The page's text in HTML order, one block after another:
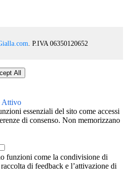
. P.IVA 06350120652
All
Attivo
essenziali del sito come accessi
di consenso. Non memorizzano
funzioni come la condivisione di
di feedback e l’attivazione di